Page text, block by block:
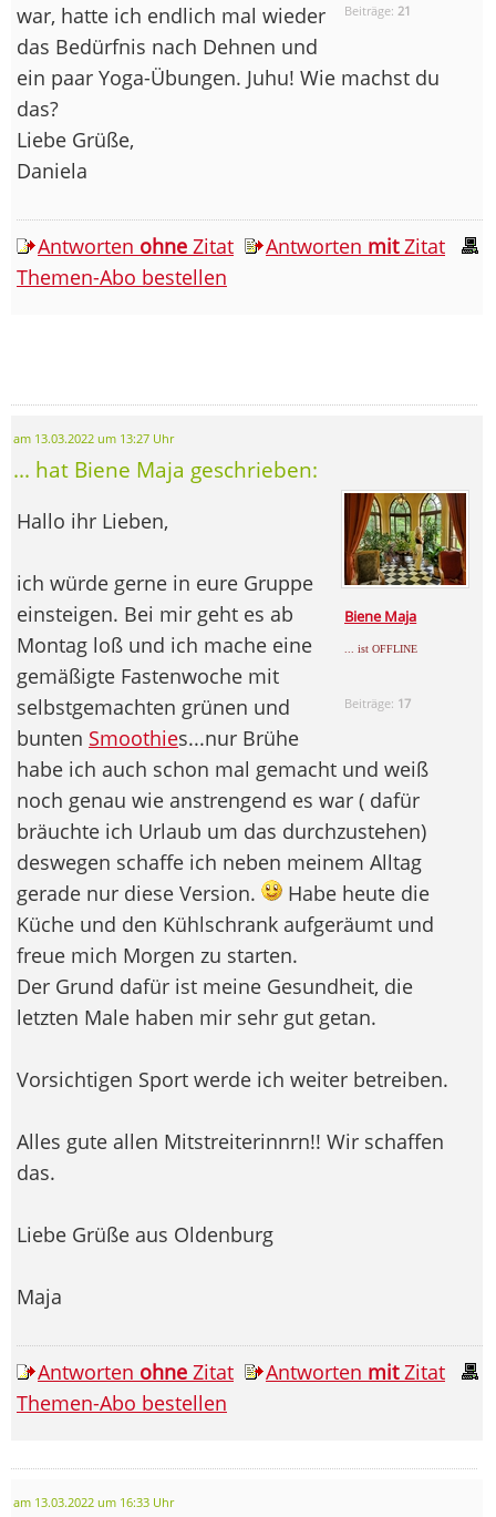
Beiträge: 21
war, hatte ich endlich mal wieder
das Bedürfnis nach Dehnen und
ein paar Yoga-Übungen. Juhu! Wie machst du
das?
Liebe Grüße,
Daniela
Antworten ohne Zitat Antworten mitZitat
Themen-Abo bestellen
am 13.03.2022 um 13:27 Uhr
... hat Biene Maja geschrieben:
Biene Maja
... ist OFFLINE
Beiträge: 17
Hallo ihr Lieben,
ich würde gerne in eure Gruppe
einsteigen. Bei mir geht es ab
Montag loß und ich mache eine
gemäßigte Fastenwoche mit
selbstgemachten grünen und
bunten Smoothies...nur Brühe
habe ich auch schon mal gemacht und weiß
noch genau wie anstrengend es war ( dafür
bräuchte ich Urlaub um das durchzustehen)
deswegen schaffe ich neben meinem Alltag
gerade nur diese Version.
Habe heute die
Küche und den Kühlschrank aufgeräumt und
freue mich Morgen zu starten.
Der Grund dafür ist meine Gesundheit, die
letzten Male haben mir sehr gut getan.
Vorsichtigen Sport werde ich weiter betreiben.
Alles gute allen Mitstreiterinnrn!! Wir schaffen
das.
Liebe Grüße aus Oldenburg
Maja
Antworten ohne Zitat Antworten mitZitat
Themen-Abo bestellen
am 13.03.2022 um 16:33 Uhr